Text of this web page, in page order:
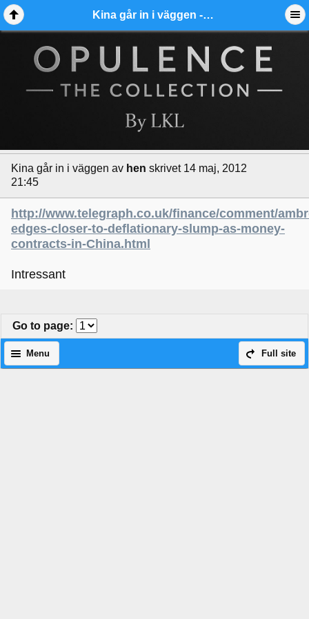
Kina går in i väggen - Ädelmetallforum
Kina går in i väggen av hen skrivet 14 maj, 2012
21:45
http://www.telegraph.co.uk/finance/comment/
edges-closer-to-deflationary-slump-as-money-
contracts-in-China.html
Intressant
Go to page:
Full site
Menu